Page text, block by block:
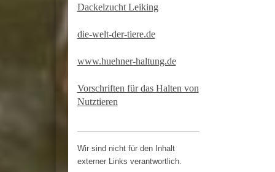
Dackelzucht Leiking
die-welt-der-tiere.de
www.huehner-haltung.de
Vorschriften für das Halten von
Nutztieren
Wir sind nicht für den Inhalt
externer Links verantwortlich.